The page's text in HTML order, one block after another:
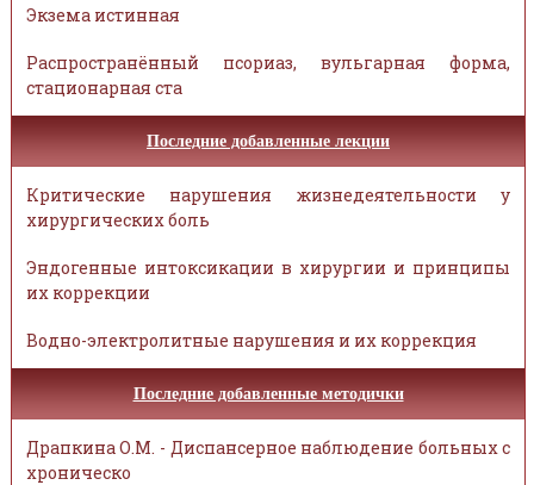
Экзема истинная
Распространённый псориаз, вульгарная форма,
стационарная ста
Последние добавленные лекции
Критические нарушения жизнедеятельности у
хирургических боль
Эндогенные интоксикации в хирургии и принципы
их коррекции
Водно-электролитные нарушения и их коррекция
Последние добавленные методички
Драпкина О.М. - Диспансерное наблюдение больных с
хроническо